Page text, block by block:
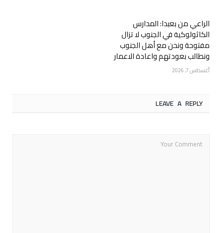
الراعي من بعبدا: المدارس
الكاثولوكية في الجنوب لا تزال
مفتوحة ونحن مع أهل الجنوب
ونطالب بعودتهم واعادة الاعمار
أغسطس 7, 2026
LEAVE A REPLY